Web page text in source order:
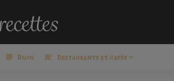
Blog Restaurants et cafés